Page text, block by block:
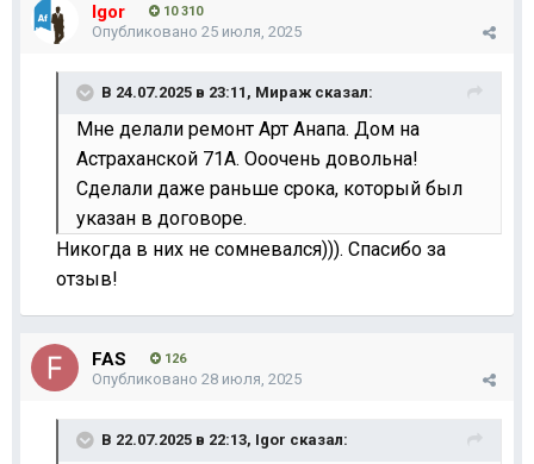
Igor 10 310
Опубликовано 25 июля, 2025
В 24.07.2025 в 23:11, Мираж сказал:
Мне делали ремонт Арт Анапа. Дом на
Астраханской 71А. Ооочень довольна!
Сделали даже раньше срока, который был
указан в договоре.
Никогда в них не сомневался))). Спасибо за
отзыв!
FAS 126
Опубликовано 28 июля, 2025
В 22.07.2025 в 22:13, Igor сказал: